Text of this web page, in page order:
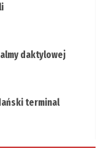
daktylowej
terminal